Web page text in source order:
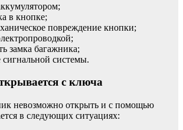
в кнопке;
повреждение кнопки;
замка багажника;
системы.
с ключа
невозможно открыть и с помощью
в следующих ситуациях: